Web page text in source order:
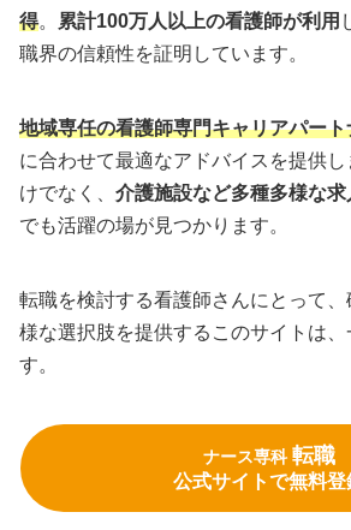
得。 累計100万人以上の看護師が利用
職界の信頼性を証明しています。
地域専任の看護師専門キャリアパート
に合わせて最適なアドバイスを提供
けでなく、 介護施設など多種多様な求
でも活躍の場が見つかります。
転職を検討する看護師さんにとって
様な選択肢を提供するこのサイトは、
す。
ナース専科転職
公式サイトで無料登